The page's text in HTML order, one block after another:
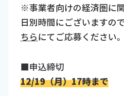
※事業者向けの経済圏に
日別時間にございますの
ちらにてご応募ください。
■申込締切
12/19（月）17時まで